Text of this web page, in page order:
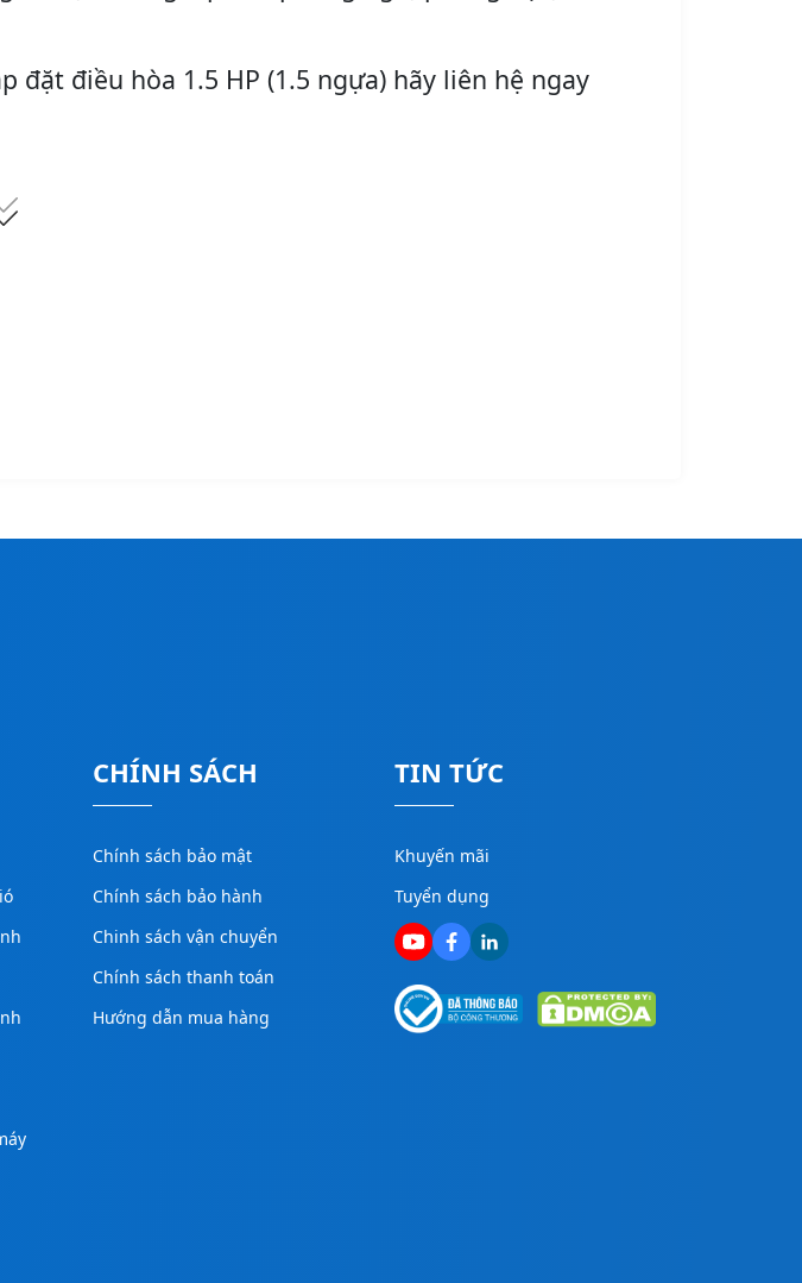
đặt điều hòa 1.5 HP (1.5 ngựa) hãy liên hệ ngay
CHÍNH SÁCH
Chính sách bảo mật
Chính sách bảo hành
Chinh sách vận chuyển
Chính sách thanh toán
Hướng dẫn mua hàng
TIN TỨC
Khuyến mãi
Tuyển dụng